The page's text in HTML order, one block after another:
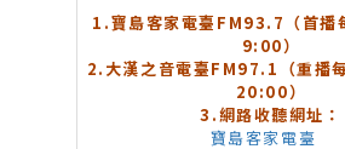
1.寶島客家電臺FM93.7（首播
9:00）
2. 大漢之音電臺FM97.1（重播
20:00）
3.網路收聽網址：
寶島客家電臺